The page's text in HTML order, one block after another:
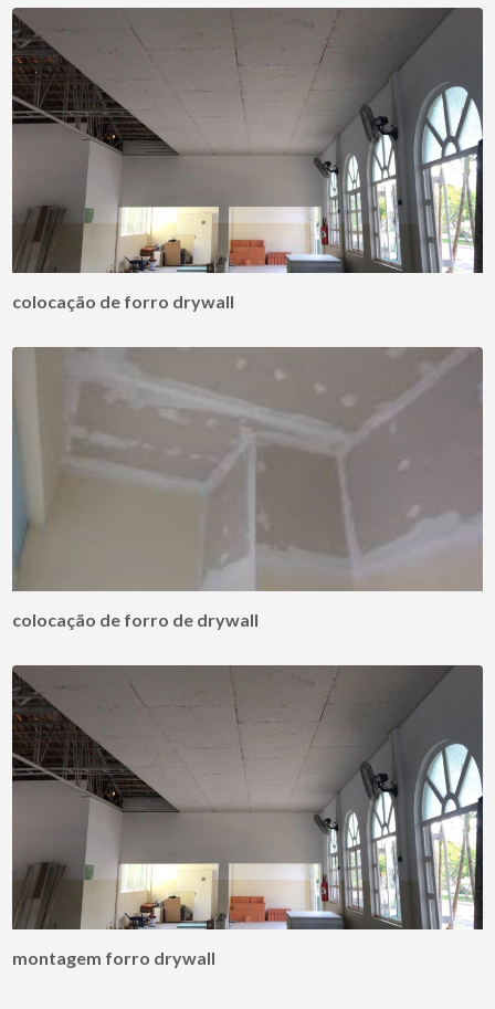
colocação de forro drywall
colocação de forro de drywall
montagem forro drywall